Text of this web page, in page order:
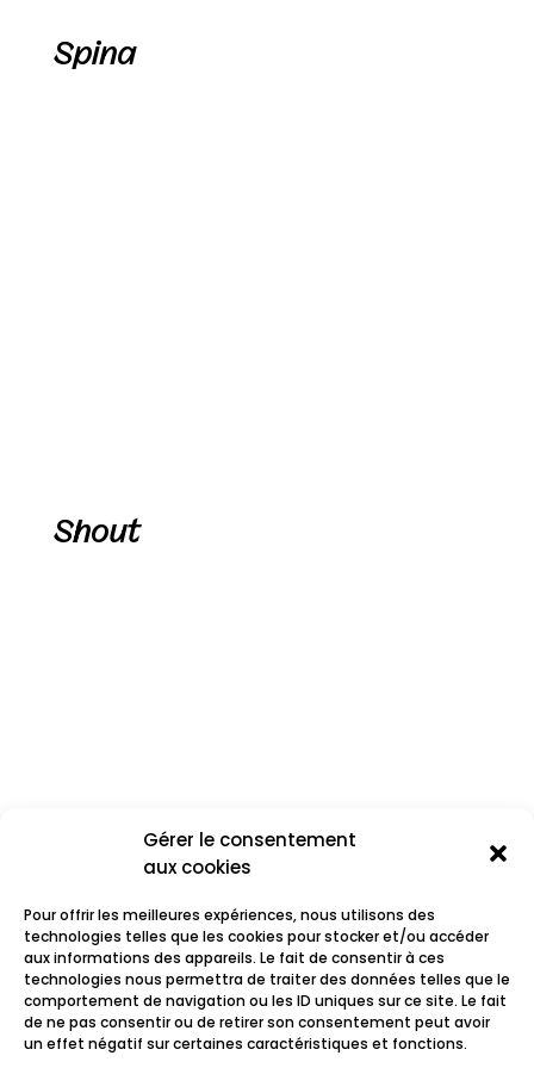
Gérer le consentement
aux cookies
Pour offrir les meilleures expériences, nous utilisons des
technologies telles que les cookies pour stocker et/ou accéder
aux informations des appareils. Le fait de consentir à ces
technologies nous permettra de traiter des données telles que le
comportement de navigation ou les ID uniques sur ce site. Le fait
de ne pas consentir ou de retirer son consentement peut avoir
un effet négatif sur certaines caractéristiques et fonctions.
Spina
Shout
Rocca